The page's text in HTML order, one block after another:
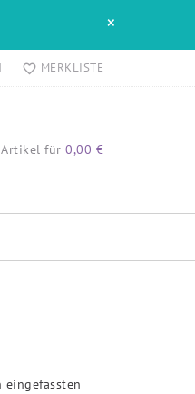
×
MERKLISTE
Artikel für 0,00 €